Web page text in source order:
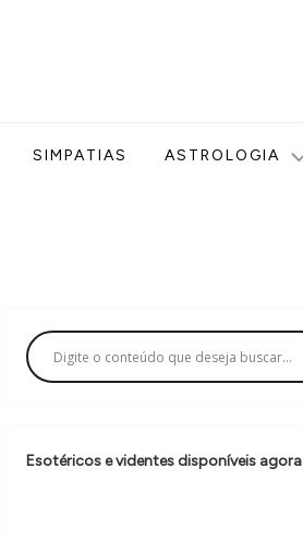
SIMPATIAS ASTROLOGIA
Esotéricos e videntes disponíveis agora